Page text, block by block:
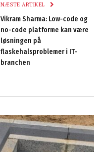
NÆSTE ARTIKEL
Vikram Sharma: Low-code og
no-code platforme kan være
løsningen på
flaskehalsproblemer i IT-
branchen